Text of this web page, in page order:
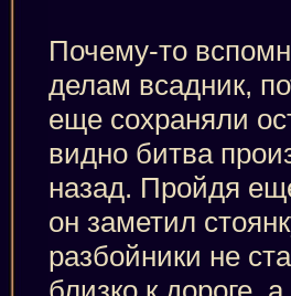
Почему-то
делам всадник,
еще сохраняли
видно битва
назад. Пройдя
он заметил
разбойники не